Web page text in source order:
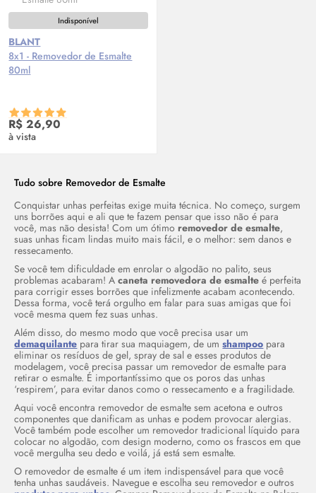
Indisponível
BLANT
8x1 - Removedor de Esmalte
80ml
R$ 26,90
à vista
Tudo sobre Removedor de Esmalte
Conquistar unhas perfeitas exige muita técnica. No começo, surgem
uns borrões aqui e ali que te fazem pensar que isso não é para
você, mas não desista! Com um ótimoremovedor de esmalte,
suas unhas ficam lindas muito mais fácil, e o melhor: sem danos e
ressecamento.
Se você tem dificuldade em enrolar o algodão no palito, seus
problemas acabaram! Acaneta removedora de esmalte é perfeita
para corrigir esses borrões que infelizmente acabam acontecendo.
Dessa forma, você terá orgulho em falar para suas amigas que foi
você mesma quem fez suas unhas.
Além disso, do mesmo modo que você precisa usar um
demaquilante para tirar sua maquiagem, de umshampoo para
eliminar os resíduos de gel, spray de sal e esses produtos de
modelagem, você precisa passar um removedor de esmalte para
retirar o esmalte. É importantíssimo que os poros das unhas
‘respirem’, para evitar danos como o ressecamento e a fragilidade.
Aqui você encontra removedor de esmalte sem acetona e outros
componentes que danificam as unhas e podem provocar alergias.
Você também pode escolher um removedor tradicional líquido para
colocar no algodão, com design moderno, como os frascos em que
você mergulha seu dedo e voilá, já está sem esmalte.
O removedor de esmalte é um item indispensável para que você
tenha unhas saudáveis. Navegue e escolha seu removedor e outros